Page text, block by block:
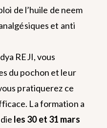
de l’huile de neem
et anti
REJI, vous
du pochon et leur
pratiquerez ce
La formation a
les 30 et 31 mars